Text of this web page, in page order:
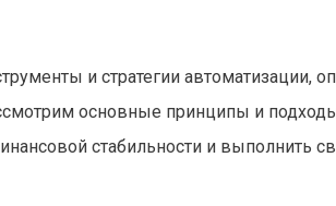
и стратегии автоматизации,
основные принципы и
стабильности и выполнить